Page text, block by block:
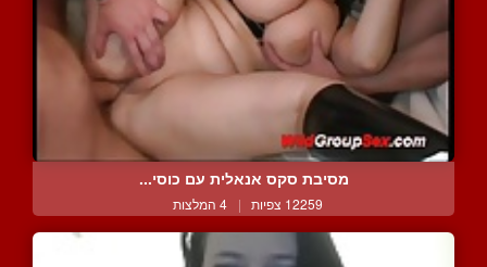
מסיבת סקס אנאלית עם כוסי...
12259 צפיות | 4 המלצות